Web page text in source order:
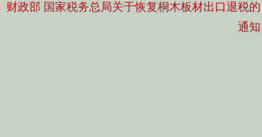
Next
财政部 国家税务总局关于恢复桐木板材出口退税的
通知